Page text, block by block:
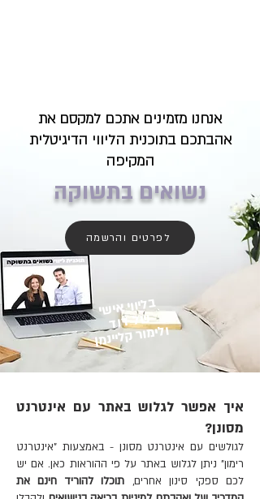
אנחנו מזמינים אתכם למקסם את
אהבתכם בתוכנית הליווי הדיגיטלית
המקיפה
נשואים בתשוקה
לפרטים והרשמה
בליווי אישי
של דוד
ולימור קליינמן
איך אפשר לגלוש באתר עם אינטרנט
מסונן?
לגולשים עם אינטרנט מסונן - באמצעות "אינטרנט
רימון" ניתן לגלוש באתר על פי ההוראות כאן. אם יש
לכם ספקי סינון אחרים, תוכלו להוריד חינם את